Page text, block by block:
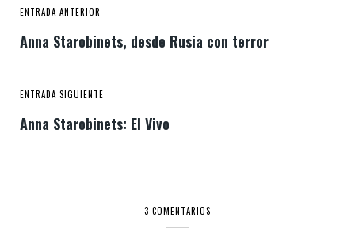
ENTRADA ANTERIOR
Anna Starobinets, desde Rusia con terror
ENTRADA SIGUIENTE
Anna Starobinets: El Vivo
3 COMENTARIOS